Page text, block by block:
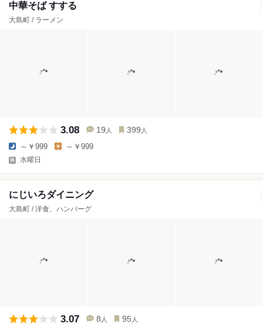
中華そば すする
大島町 / ラーメン
3.08 19 人 399 人
～￥999 ～￥999
水曜日
にじいろダイニング
大島町 / 洋食、ハンバーグ
3.07 8 人 95 人